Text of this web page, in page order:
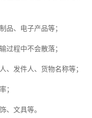
品、电子产品等；
过程中不会散落；
、发件人、货物名称等；
；
、文具等。